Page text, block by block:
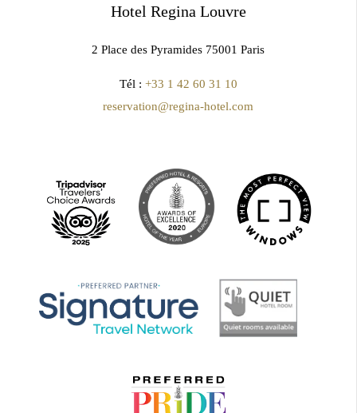
Hotel Regina Louvre
2 Place des Pyramides 75001 Paris
Tél : +33 1 42 60 31 10
reservation@regina-hotel.com